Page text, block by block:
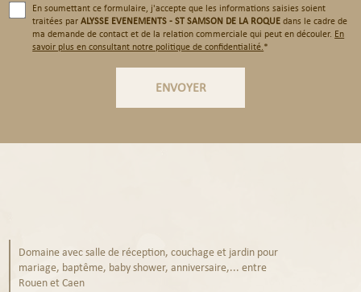
En soumettant ce formulaire, j'accepte que les informations saisies soient
traitées parALYSSE EVENEMENTS - ST SAMSON DE LA ROQUEdans le cadre de
ma demande de contact et de la relation commerciale qui peut en découler. En
savoir plus en consultant notre politique de confidentialité.*
Domaine avec salle de réception, couchage et jardin pour
mariage, baptême, baby shower, anniversaire,... entre
Rouen et Caen